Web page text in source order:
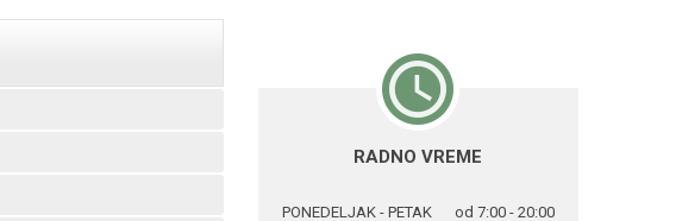
RADNO VREME
PONEDELJAK - PETAK od 7:00 - 20:00